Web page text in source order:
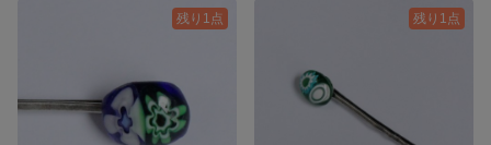
残り1点 残り1点